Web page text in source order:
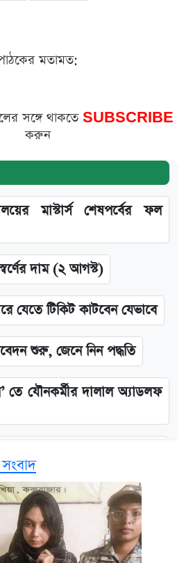
মতামত:
সঙ্গে থাকতে SUBSCRIBE
করুন
মাস্টার্স শেষপর্বের ফল
দাম (২ আগস্ট)
যেতে টিকিট কাটবেন যেভাবে
শুরু, জেনে নিন পদ্ধতি
তে যৌনকর্মীর দালাল অ্যাডলফ
আইফোন ১৮ প্রো ম্যাক্সের
দাম (৪ আগস্ট)